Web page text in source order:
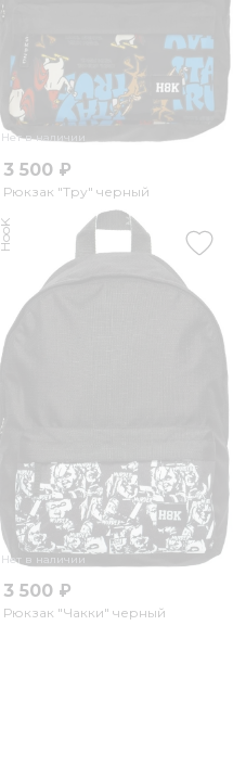
Нет в наличии
3 500 ₽
Рюкзак "Тру" черный
Нет в наличии
HooK
3 500 ₽
Рюкзак "Чакки" черный